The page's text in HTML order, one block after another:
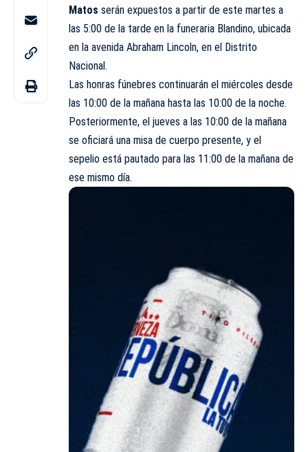
Matos serán expuestos a partir de este martes a
las 5:00 de la tarde en la funeraria Blandino, ubicada
en la avenida Abraham Lincoln, en el Distrito
Nacional.
Las honras fúnebres continuarán el miércoles desde
las 10:00 de la mañana hasta las 10:00 de la noche.
Posteriormente, el jueves a las 10:00 de la mañana
se oficiará una misa de cuerpo presente, y el
sepelio está pautado para las 11:00 de la mañana de
ese mismo día.